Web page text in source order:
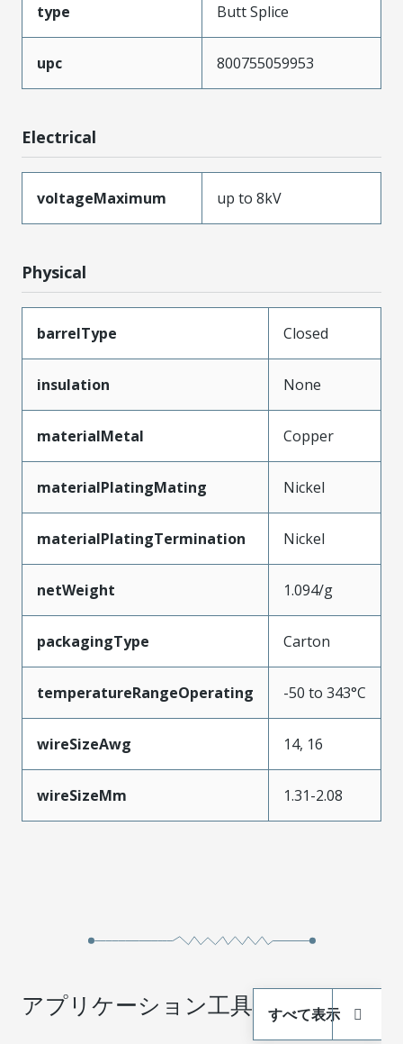
type Butt Splice
upc 800755059953
Electrical
voltageMaximum up to 8kV
Physical
barrelType Closed
insulation None
materialMetal Copper
materialPlatingMating Nickel
materialPlatingTermination Nickel
netWeight 1.094/g
packagingType Carton
temperatureRangeOperating -50 to 343°C
wireSizeAwg 14, 16
wireSizeMm 1.31-2.08
アプリケーション工具 すべて表示